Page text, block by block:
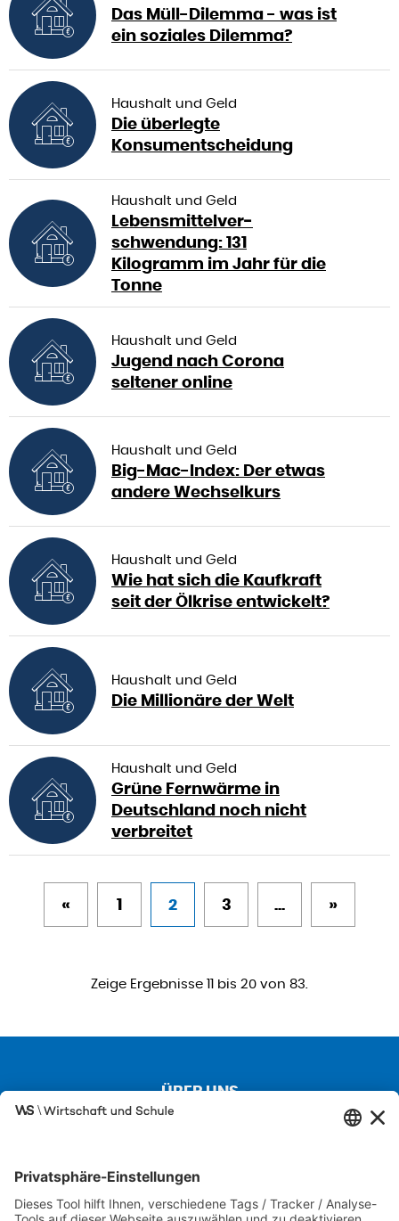
Das Müll-Dilemma - was ist
ein soziales Dilemma?
Haushalt und Geld
Die überlegte
Konsumentscheidung
Haushalt und Geld
Lebensmittelver­
schwendung: 131
Kilogramm im Jahr für die
Tonne
Haushalt und Geld
Jugend nach Corona
seltener online
Haushalt und Geld
Big-Mac-Index: Der etwas
andere Wechselkurs
Haushalt und Geld
Wie hat sich die Kaufkraft
seit der Ölkrise entwickelt?
Haushalt und Geld
Die Millionäre der Welt
Haushalt und Geld
Grüne Fernwärme in
Deutschland noch nicht
verbreitet
« 1 2 3 ... »
Zeige Ergebnisse 11 bis 20 von 83.
ÜBER UNS
Über uns
Besuchen Sie auch unsere Partnerseiten